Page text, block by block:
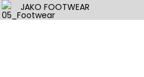
JAKO FOOTWEAR